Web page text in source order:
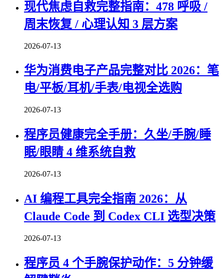
现代焦虑自救完整指南：478 呼吸 /
周末恢复 / 心理认知 3 层方案
2026-07-13
华为消费电子产品完整对比 2026：笔
电/平板/耳机/手表/电视全选购
2026-07-13
程序员健康完全手册：久坐/手腕/睡
眠/眼睛 4 维系统自救
2026-07-13
AI 编程工具完全指南 2026：从
Claude Code 到 Codex CLI 选型决策
2026-07-13
程序员 4 个手腕保护动作：5 分钟缓